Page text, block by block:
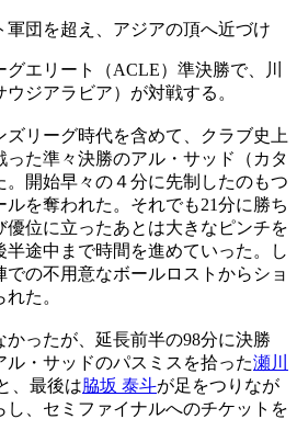
軍団を超え、アジアの頂へ近づけ
エリート（ACLE）準決勝で、川
ジアラビア）が対戦する。
リーグ時代を含めて、クラブ史上
た準々決勝のアル・サッド（カタ
。開始早々の４分に先制したのもつ
を奪われた。それでも21分に勝ち
優位に立ったあとは大きなピンチを
途中まで時間を進めていった。し
での不用意なボールロストからショ
た。
かったが、延長前半の98分に決勝
ル・サッドのパスミスを拾った瀬川
、最後は脇坂 泰斗が足をつりなが
し、セミファイナルへのチケットを